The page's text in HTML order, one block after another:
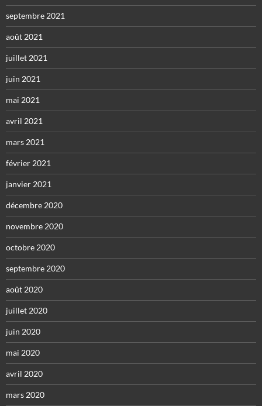
septembre 2021
août 2021
juillet 2021
juin 2021
mai 2021
avril 2021
mars 2021
février 2021
janvier 2021
décembre 2020
novembre 2020
octobre 2020
septembre 2020
août 2020
juillet 2020
juin 2020
mai 2020
avril 2020
mars 2020